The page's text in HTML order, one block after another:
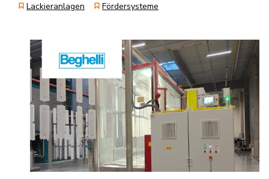
Lackieranlagen
Fördersysteme